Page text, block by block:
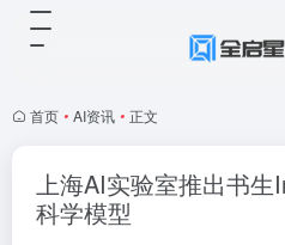
首页 • AI资讯 • 正文
上海AI实验室推出书
科学模型